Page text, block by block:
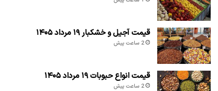
قیمت آجیل و خشکبار ۱۹ مرداد ۱۴۰۵
2 ساعت پیش
قیمت انواع حبوبات ۱۹ مرداد ۱۴۰۵
2 ساعت پیش